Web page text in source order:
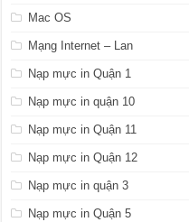
Mac OS
Mạng Internet – Lan
Nạp mực in Quận 1
Nạp mực in quận 10
Nạp mực in Quận 11
Nạp mực in Quận 12
Nạp mực in quận 3
Nạp mực in Quận 5